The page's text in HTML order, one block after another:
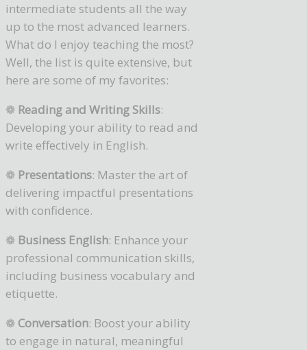
intermediate students all the way
up to the most advanced learners.
What do I enjoy teaching the most?
Well, the list is quite extensive, but
here are some of my favorites:
❁ Reading and Writing Skills:
Developing your ability to read and
write effectively in English.
❁ Presentations: Master the art of
delivering impactful presentations
with confidence.
❁ Business English: Enhance your
professional communication skills,
including business vocabulary and
etiquette.
❁ Conversation: Boost your ability
to engage in natural, meaningful